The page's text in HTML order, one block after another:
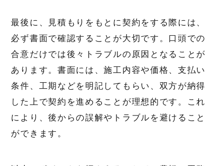
最後に、見積もりをもとに契約をする際には、
必ず書面で確認することが大切です。口頭での
合意だけでは後々トラブルの原因となることが
あります。書面には、施工内容や価格、支払い
条件、工期などを明記してもらい、双方が納得
した上で契約を進めることが理想的です。これ
により、後からの誤解やトラブルを避けること
ができます。